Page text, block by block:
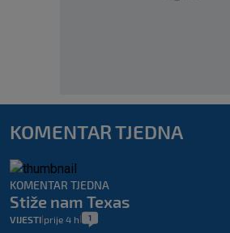
KOMENTAR TJEDNA
KOMENTAR TJEDNA
Stiže nam Texas
VIJESTI prije 4 h 1